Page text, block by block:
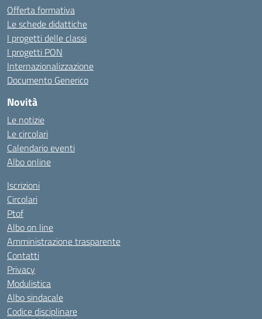
Offerta formativa
Le schede didattiche
I progetti delle classi
I progetti PON
Internazionalizzazione
Documento Generico
Novità
Le notizie
Le circolari
Calendario eventi
Albo online
Iscrizioni
Circolari
Ptof
Albo on line
Amministrazione trasparente
Contatti
Privacy
Modulistica
Albo sindacale
Codice disciplinare